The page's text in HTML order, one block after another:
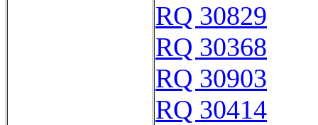
RQ 30829
RQ 30368
RQ 30903
RQ 30414